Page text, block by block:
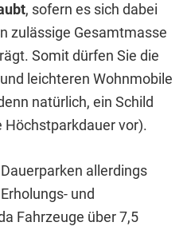
, sofern es sich dabei
zulässige Gesamtmasse
Somit dürfen Sie die
leichteren Wohnmobile
natürlich, ein Schild
Höchstparkdauer vor).
allerdings
und
Fahrzeuge über 7,5